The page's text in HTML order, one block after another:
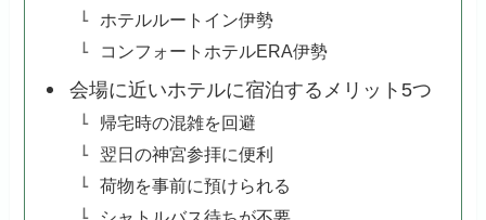
ホテルルートイン伊勢
コンフォートホテルERA伊勢
会場に近いホテルに宿泊するメリット5つ
帰宅時の混雑を回避
翌日の神宮参拝に便利
荷物を事前に預けられる